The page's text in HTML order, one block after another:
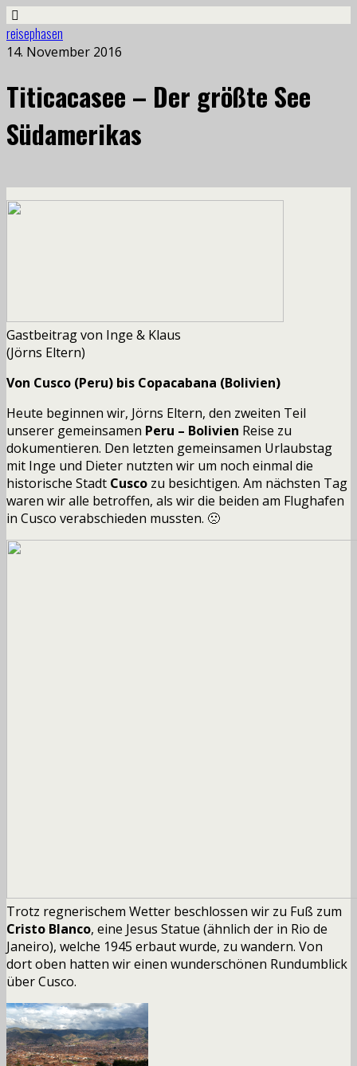
reisephasen
14. November 2016
Titicacasee – Der größte See
Südamerikas
Gastbeitrag von Inge & Klaus
(Jörns Eltern)
Von Cusco (Peru) bis Copacabana (Bolivien)
Heute beginnen wir, Jörns Eltern, den zweiten Teil
unserer gemeinsamen Peru – Bolivien Reise zu
dokumentieren. Den letzten gemeinsamen Urlaubstag
mit Inge und Dieter nutzten wir um noch einmal die
historische Stadt Cusco zu besichtigen. Am nächsten Tag
waren wir alle betroffen, als wir die beiden am Flughafen
in Cusco verabschieden mussten. 🙁
Trotz regnerischem Wetter beschlossen wir zu Fuß zum
Cristo Blanco, eine Jesus Statue (ähnlich der in Rio de
Janeiro), welche 1945 erbaut wurde, zu wandern. Von
dort oben hatten wir einen wunderschönen Rundumblick
über Cusco.